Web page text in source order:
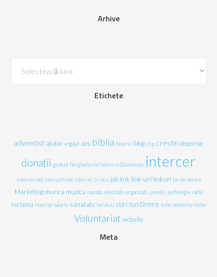
Arhive
Etichete
adventist ajutor angajat azs biblia biserici blog clip crestin depresie
donatii gratuit herghelia incredere in Dumnezeu intercer
intercer.net intercertube intercer tv Isus job link link-uri linkuri loc de munca
Marketing munca muzica noutati obezitate organizatii predici psihologie radio
reclama resurse salariu sanatate serviciu stiri sustinere tube videoclip vizite
Voluntariat website
Meta